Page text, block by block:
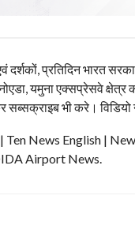
दर्शकों, प्रतिदिन भारत
यमुना एक्सप्रेसवे
सब्सक्राइब भी करे।
| Ten News English |
Airport News.